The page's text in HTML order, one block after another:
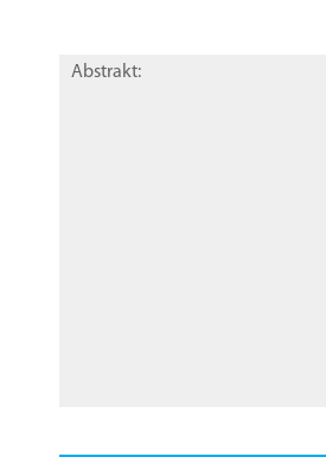
Abstrakt: